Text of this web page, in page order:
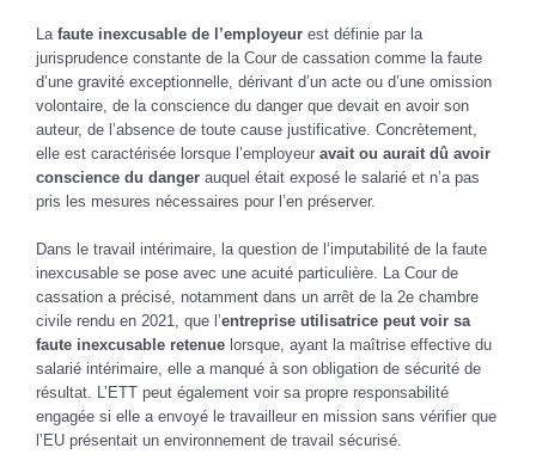
La faute inexcusable de l’employeur est définie par la
jurisprudence constante de la Cour de cassation comme la faute
d’une gravité exceptionnelle, dérivant d’un acte ou d’une omission
volontaire, de la conscience du danger que devait en avoir son
auteur, de l’absence de toute cause justificative. Concrètement,
elle est caractérisée lorsque l’employeur avait ou aurait dû avoir
conscience du danger auquel était exposé le salarié et n’a pas
pris les mesures nécessaires pour l’en préserver.
Dans le travail intérimaire, la question de l’imputabilité de la faute
inexcusable se pose avec une acuité particulière. La Cour de
cassation a précisé, notamment dans un arrêt de la 2e chambre
civile rendu en 2021, que l’entreprise utilisatrice peut voir sa
faute inexcusable retenue lorsque, ayant la maîtrise effective du
salarié intérimaire, elle a manqué à son obligation de sécurité de
résultat. L’ETT peut également voir sa propre responsabilité
engagée si elle a envoyé le travailleur en mission sans vérifier que
l’EU présentait un environnement de travail sécurisé.